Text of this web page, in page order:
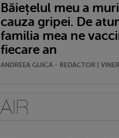
Băiețelul meu a
cauza gripei. De
familia mea ne
fiecare an
ANDREEA GUICA - REDACTOR |